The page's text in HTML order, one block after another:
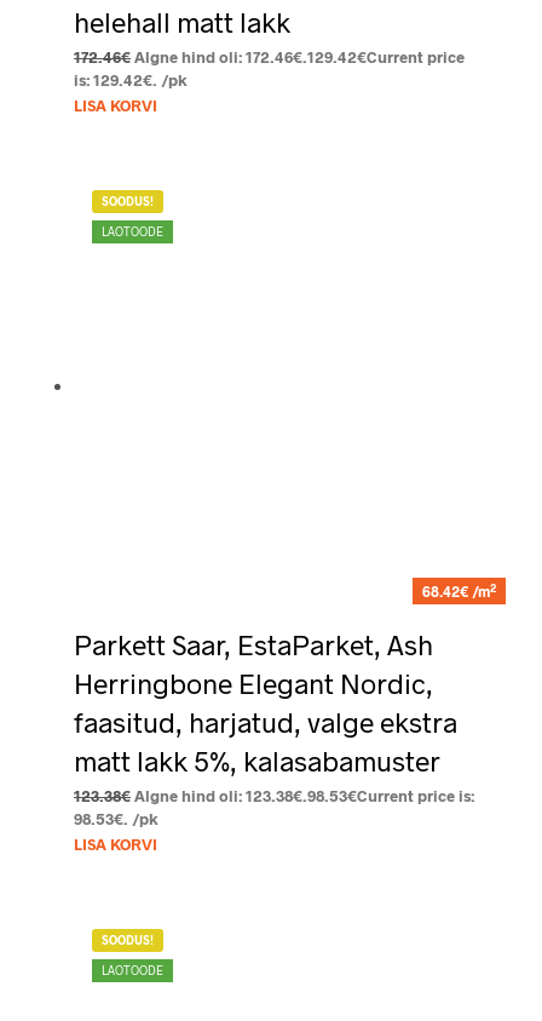
helehall matt lakk
172.46€ Algne hind oli: 172.46€.129.42€Current price
is: 129.42€. /pk
LISA KORVI
SOODUS!
LAOTOODE
68.42€ /m2
Parkett Saar, EstaParket, Ash
Herringbone Elegant Nordic,
faasitud, harjatud, valge ekstra
matt lakk 5%, kalasabamuster
123.38€ Algne hind oli: 123.38€.98.53€Current price is:
98.53€. /pk
LISA KORVI
SOODUS!
LAOTOODE